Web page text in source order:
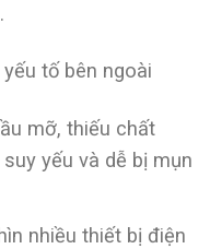
tố bên ngoài
mỡ, thiếu chất
yếu và dễ bị mụn
nhiều thiết bị điện